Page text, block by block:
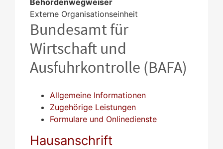
Externe Organisationseinheit
Bundesamt für
Wirtschaft und
Ausfuhrkontrolle (BAFA)
Allgemeine Informationen
Zugehörige Leistungen
Formulare und Onlinedienste
Hausanschrift